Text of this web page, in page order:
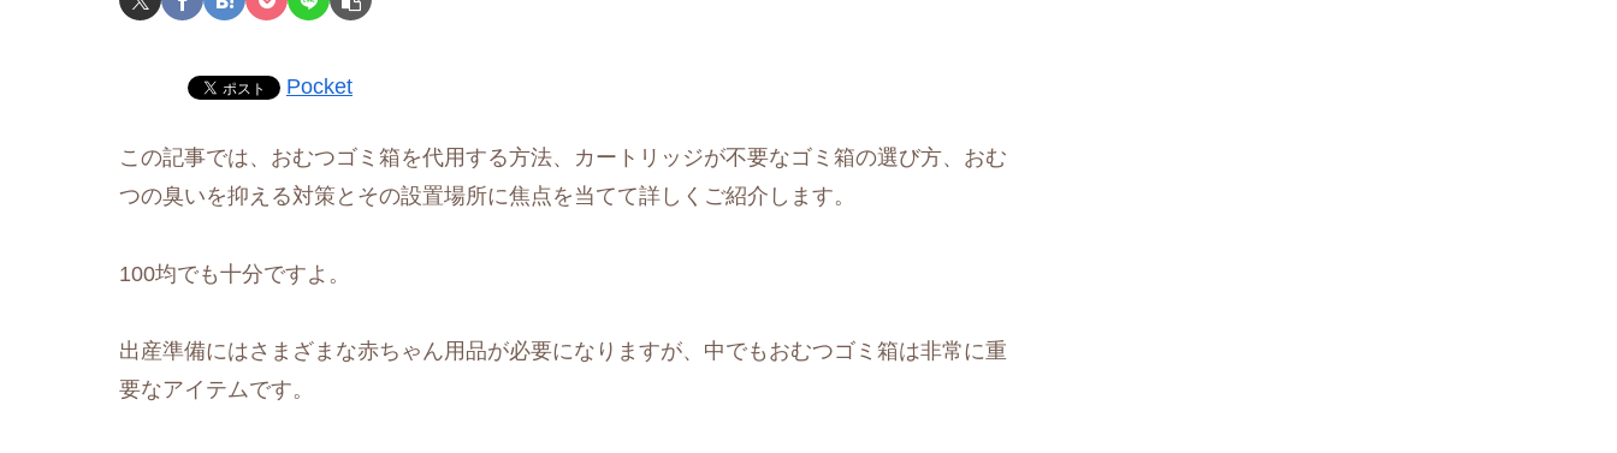
Pocket
この記事では、おむつゴミ箱を代用する方法、カートリッジが不要なゴミ箱の選び方、おむ
つの臭いを抑える対策とその設置場所に焦点を当てて詳しくご紹介します。
100均でも十分ですよ。
出産準備にはさまざまな赤ちゃん用品が必要になりますが、中でもおむつゴミ箱は非常に重
要なアイテムです。